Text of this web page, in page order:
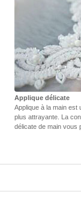
Applique délicate
Applique à la main est
plus attrayante. La
délicate de main vous